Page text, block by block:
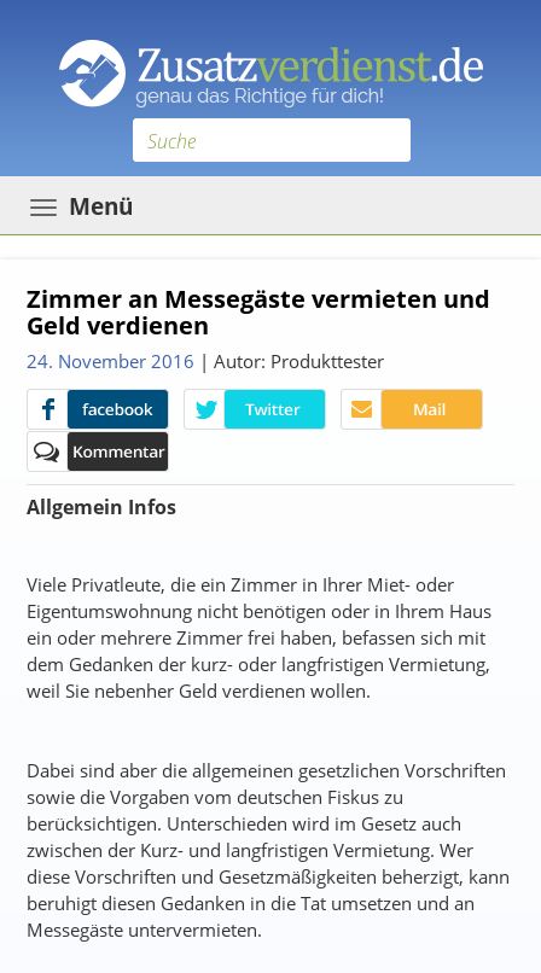
Toggle
navigation
Menü
Zimmer an Messegäste vermieten und
Geld verdienen
24. November 2016 | Autor: Produkttester
Allgemein Infos
Viele Privatleute, die ein Zimmer in Ihrer Miet- oder
Eigentumswohnung nicht benötigen oder in Ihrem Haus
ein oder mehrere Zimmer frei haben, befassen sich mit
dem Gedanken der kurz- oder langfristigen Vermietung,
weil Sie nebenher Geld verdienen wollen.
Dabei sind aber die allgemeinen gesetzlichen Vorschriften
sowie die Vorgaben vom deutschen Fiskus zu
berücksichtigen. Unterschieden wird im Gesetz auch
zwischen der Kurz- und langfristigen Vermietung. Wer
diese Vorschriften und Gesetzmäßigkeiten beherzigt, kann
beruhigt diesen Gedanken in die Tat umsetzen und an
Messegäste untervermieten.